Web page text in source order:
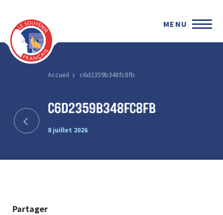
MENU
Accueil c6d2359b348fc8fb
c6d2359b348fc8fb
8 juillet 2026
Partager